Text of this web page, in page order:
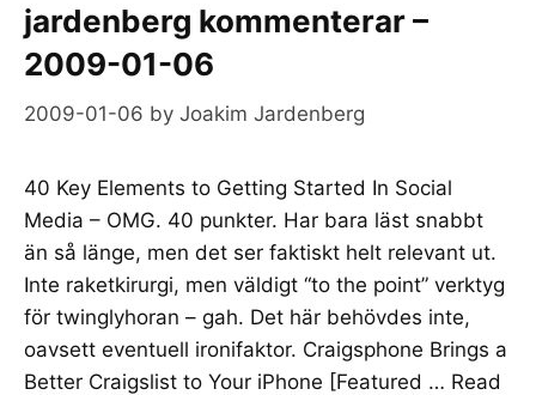
jardenberg kommenterar –
2009-01-06
2009-01-06 by Joakim Jardenberg
40 Key Elements to Getting Started In Social
Media – OMG. 40 punkter. Har bara läst snabbt
än så länge, men det ser faktiskt helt relevant ut.
Inte raketkirurgi, men väldigt “to the point” verktyg
för twinglyhoran – gah. Det här behövdes inte,
oavsett eventuell ironifaktor. Craigsphone Brings a
Better Craigslist to Your iPhone [Featured … Read